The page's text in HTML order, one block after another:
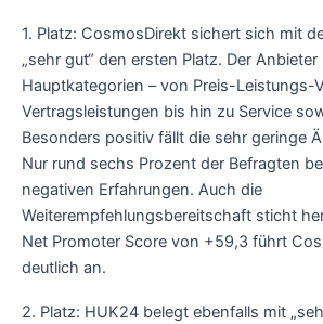
1. Platz: CosmosDirekt sichert sich mit
„sehr gut“ den ersten Platz. Der
Hauptkategorien – von Preis-Leistungs-
Vertragsleistungen bis hin zu Service
Besonders positiv fällt die sehr geringe
Nur rund sechs Prozent der Befragten
negativen Erfahrungen. Auch die
Weiterempfehlungsbereitschaft sticht
Net Promoter Score von +59,3 führt
deutlich an.
2. Platz: HUK24 belegt ebenfalls mit